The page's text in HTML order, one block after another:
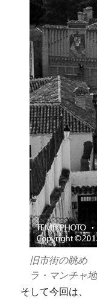
旧市街の眺め
ラ・マンチ
そして今回は、